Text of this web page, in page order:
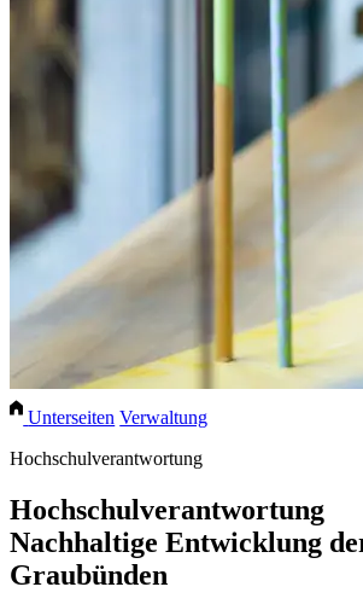
Unterseiten Verwaltung
Hochschulverantwortung
Hochschulverantwortung
Nachhaltige Entwicklung
Graubünden